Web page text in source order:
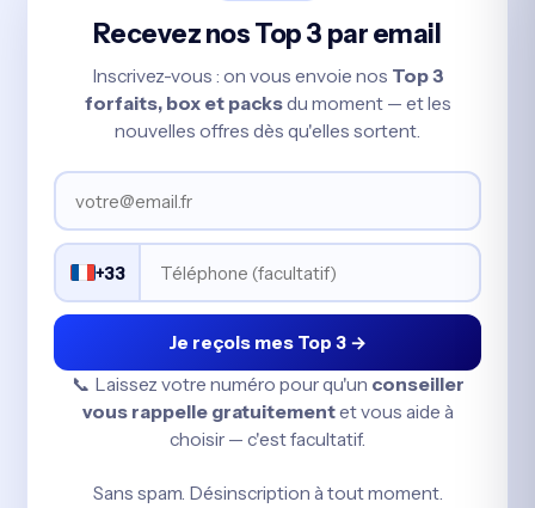
Recevez nos Top 3 par email
Inscrivez-vous : on vous envoie nos Top 3
forfaits, box et packsdu moment — et les
nouvelles offres dès qu'elles sortent.
+33
Je reçois mes Top 3 →
📞 Laissez votre numéro pour qu'un conseiller
vous rappelle gratuitementet vous aide à
choisir — c'est facultatif.
Sans spam. Désinscription à tout moment.